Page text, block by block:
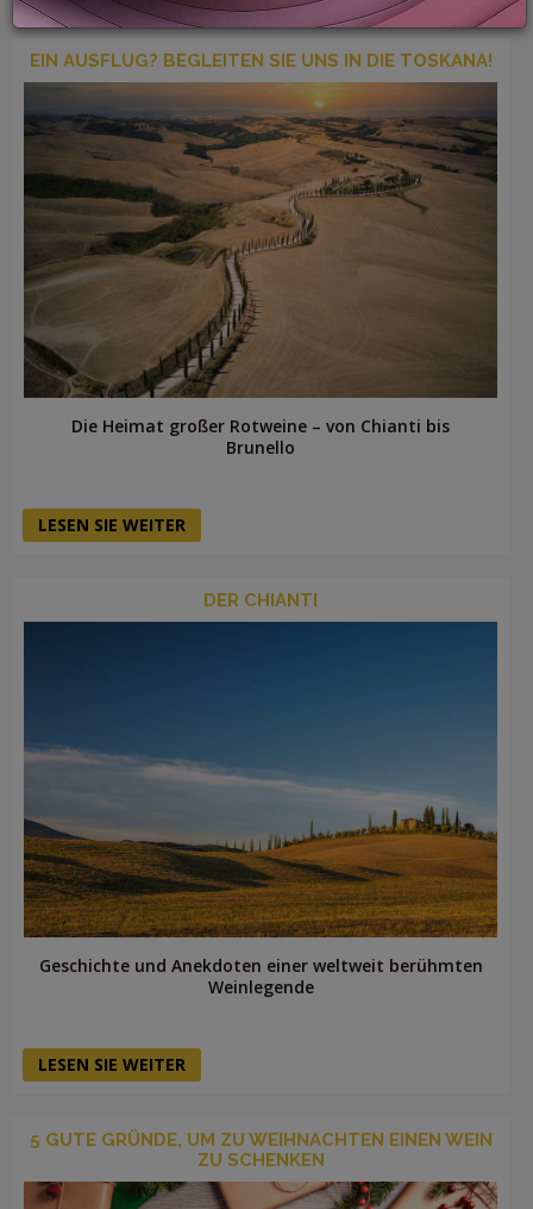
EIN AUSFLUG? BEGLEITEN SIE UNS IN DIE TOSKANA!
Die Heimat großer Rotweine – von Chianti bis
Brunello
LESEN SIE WEITER
DER CHIANTI
Geschichte und Anekdoten einer weltweit berühmten
Weinlegende
LESEN SIE WEITER
5 GUTE GRÜNDE, UM ZU WEIHNACHTEN EINEN WEIN
ZU SCHENKEN